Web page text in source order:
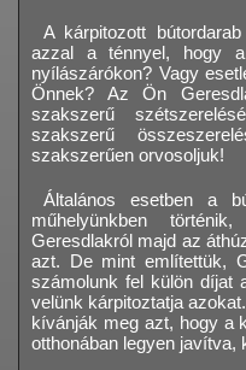
A kárpitozott
azzal a ténnyel, hogy
nyílászárókon? Vagy
Önnek? Az Ön
szakszerű
szakszerű
szakszerűen orvosoljuk!
Általános esetben a
műhelyünkben
Geresdlakról majd az
azt. De mint említettük,
számolunk fel külön díjat
velünk kárpitoztatja
kívánják meg azt, hogy a
otthonában legyen javítva,